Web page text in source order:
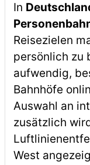
In
Reisezielen
persönlich zu
aufwendig,
Bahnhöfe
Auswahl an
zusätzlich
West